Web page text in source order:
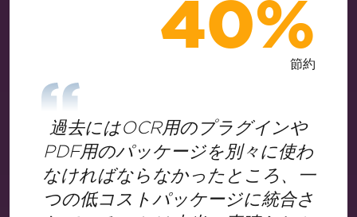
40%
節約
過去にはOCR用のプラグインや
PDF用のパッケージを別々に使わ
なければならなかったところ、一
つの低コストパッケージに統合さ